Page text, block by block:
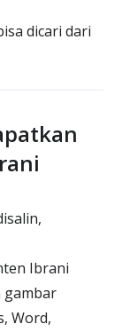
dicari dari
Ibrani
gambar
Word,